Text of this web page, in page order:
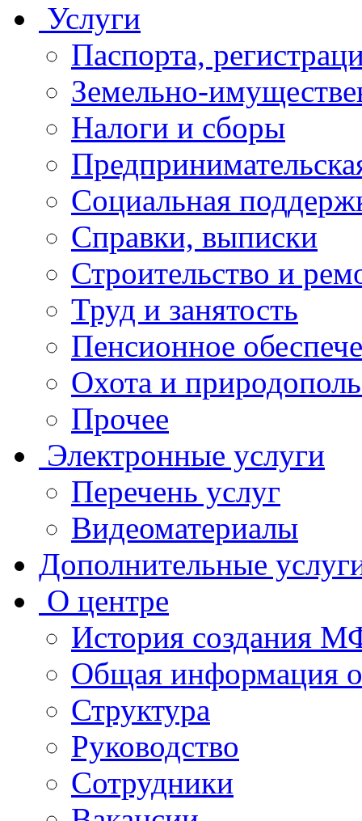
Услуги
Паспорта,
Земельно-
Налоги и сборы
Социальная
Справки, выписки
Строительство и
Труд и занятость
Пенсионное
Охота и
Прочее
Электронные услуги
Перечень услуг
Видеоматериалы
Дополнительные
О центре
История создания
Общая
Структура
Руководство
Сотрудники